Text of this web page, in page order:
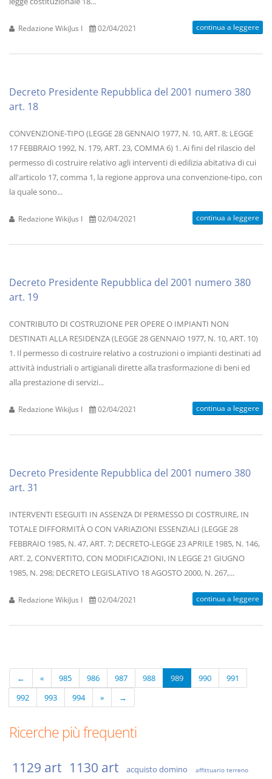
Redazione WikiJus I 02/04/2021 continua a leggere
Decreto Presidente Repubblica del 2001 numero 380
art. 18
CONVENZIONE-TIPO (LEGGE 28 GENNAIO 1977, N. 10, ART. 8; LEGGE
17 FEBBRAIO 1992, N. 179, ART. 23, COMMA 6) 1. Ai fini del rilascio del
permesso di costruire relativo agli interventi di edilizia abitativa di cui
all'articolo 17, comma 1, la regione approva una convenzione-tipo, con
la quale sono...
Redazione WikiJus I 02/04/2021 continua a leggere
Decreto Presidente Repubblica del 2001 numero 380
art. 19
CONTRIBUTO DI COSTRUZIONE PER OPERE O IMPIANTI NON
DESTINATI ALLA RESIDENZA (LEGGE 28 GENNAIO 1977, N. 10, ART. 10)
1. Il permesso di costruire relativo a costruzioni o impianti destinati ad
attività industriali o artigianali dirette alla trasformazione di beni ed
alla prestazione di servizi...
Redazione WikiJus I 02/04/2021 continua a leggere
Decreto Presidente Repubblica del 2001 numero 380
art. 31
INTERVENTI ESEGUITI IN ASSENZA DI PERMESSO DI COSTRUIRE, IN
TOTALE DIFFORMITÀ O CON VARIAZIONI ESSENZIALI (LEGGE 28
FEBBRAIO 1985, N. 47, ART. 7; DECRETO-LEGGE 23 APRILE 1985, N. 146,
ART. 2, CONVERTITO, CON MODIFICAZIONI, IN LEGGE 21 GIUGNO
1985, N. 298; DECRETO LEGISLATIVO 18 AGOSTO 2000, N. 267,...
Redazione WikiJus I 02/04/2021 continua a leggere
← « 985 986 987 988 989 990
991
992
993 994 » →
Ricerche più frequenti
1129 art 1130 art acquisto domino
affittuario terreno